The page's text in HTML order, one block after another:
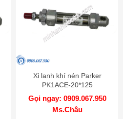
Xi lanh khí nén Parker
PK1ACE-20*125
Gọi ngay: 0909.067.950
Ms.Châu